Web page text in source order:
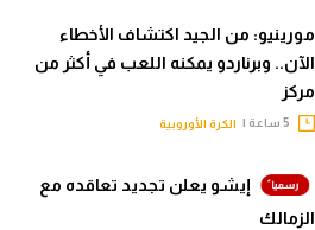
مورينيو: من الجيد اكتشاف الأخطاء
الآن.. وبرناردو يمكنه اللعب في أكثر من
مركز
الكرة الأوروبية
إيشو يعلن تجديد تعاقده مع
الزمالك